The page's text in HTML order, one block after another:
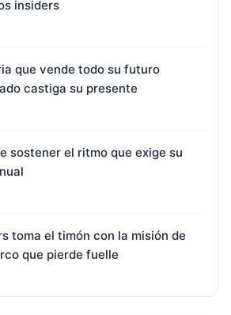
insiders
que vende todo su futuro
castiga su presente
sostener el ritmo que exige su
toma el timón con la misión de
que pierde fuelle